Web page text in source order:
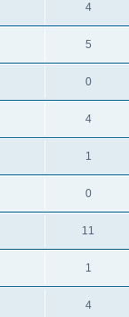
4
5
0
4
1
0
11
1
4